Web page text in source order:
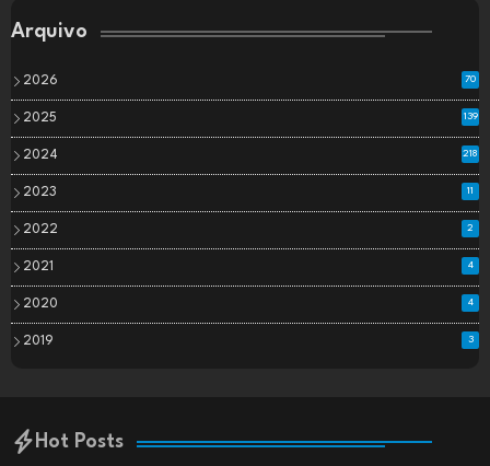
Arquivo
2026 70
2025 139
2024 218
2023 11
2022 2
2021 4
2020 4
2019 3
Hot Posts